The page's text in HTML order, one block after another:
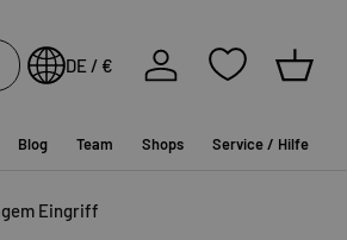
DE / €
Einloggen
Blog Team Shops Service / Hilfe
lässigen Schnitts und der grandiosen
Sommerlook!
Eingriff